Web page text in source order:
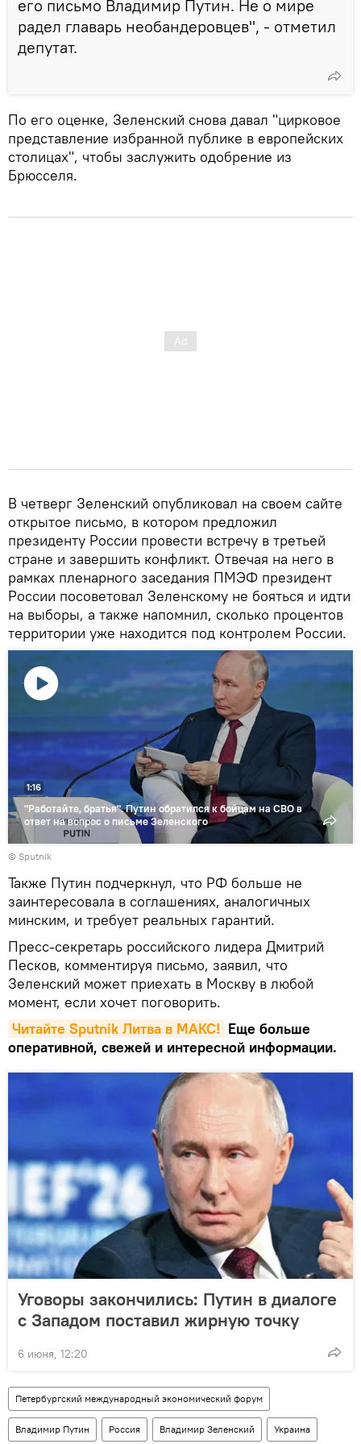
его письмо Владимир Путин. Не о мире
радел главарь необандеровцев", - отметил
депутат.
По его оценке, Зеленский снова давал "цирковое
представление избранной публике в европейских
столицах", чтобы заслужить одобрение из
Брюсселя.
В четверг Зеленский опубликовал на своем сайте
открытое письмо, в котором предложил
президенту России провести встречу в третьей
стране и завершить конфликт. Отвечая на него в
рамках пленарного заседания ПМЭФ президент
России посоветовал Зеленскому не бояться и идти
на выборы, а также напомнил, сколько процентов
территории уже находится под контролем России.
"Работайте, братья". Путин обратился к бойцам на СВО в
ответ на вопрос о письме Зеленского
1:16
© Sputnik
Также Путин подчеркнул, что РФ больше не
заинтересовала в соглашениях, аналогичных
минским, и требует реальных гарантий.
Пресс-секретарь российского лидера Дмитрий
Песков, комментируя письмо, заявил, что
Зеленский может приехать в Москву в любой
момент, если хочет поговорить.
Читайте Sputnik Литва в MAКС! Еще больше
оперативной, свежей и интересной информации.
Уговоры закончились: Путин в диалоге
с Западом поставил жирную точку
6 июня, 12:20
Петербургский международный экономический форум
Владимир Путин Россия Владимир Зеленский Украина